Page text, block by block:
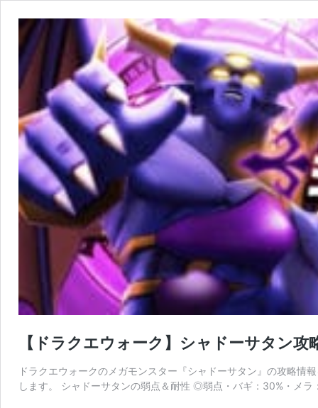
【ドラクエウォーク】シャドーサタン
ドラクエウォークのメガモンスター『シャドーサタン』の攻略情
します。 シャドーサタンの弱点＆耐性 ◎弱点・バギ：30%・メ